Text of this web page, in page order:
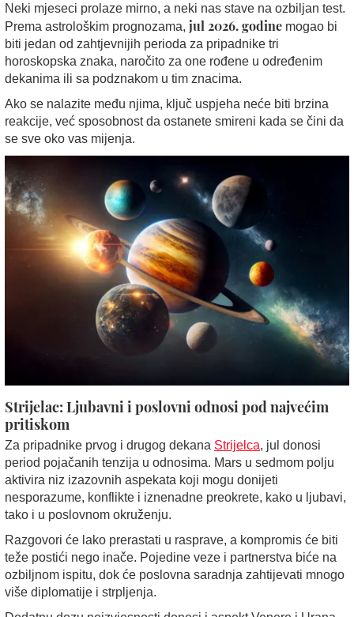
Neki mjeseci prolaze mirno, a neki nas stave na ozbiljan test.
Prema astrološkim prognozama, jul 2026. godine mogao bi
biti jedan od zahtjevnijih perioda za pripadnike tri
horoskopska znaka, naročito za one rođene u određenim
dekanima ili sa podznakom u tim znacima.
Ako se nalazite među njima, ključ uspjeha neće biti brzina
reakcije, već sposobnost da ostanete smireni kada se čini da
se sve oko vas mijenja.
Strijelac: Ljubavni i poslovni odnosi pod najvećim
pritiskom
Za pripadnike prvog i drugog dekana Strijelca, jul donosi
period pojačanih tenzija u odnosima. Mars u sedmom polju
aktivira niz izazovnih aspekata koji mogu donijeti
nesporazume, konflikte i iznenadne preokrete, kako u ljubavi,
tako i u poslovnom okruženju.
Razgovori će lako prerastati u rasprave, a kompromis će biti
teže postići nego inače. Pojedine veze i partnerstva biće na
ozbiljnom ispitu, dok će poslovna saradnja zahtijevati mnogo
više diplomatije i strpljenja.